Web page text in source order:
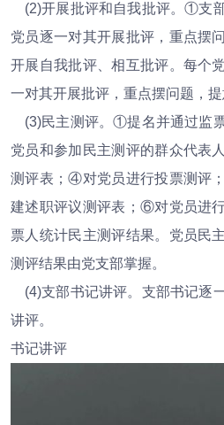
(2)开展批评和自我批评。①支
党员逐一对其开展批评，重点摆
开展自我批评、相互批评。每个
一对其开展批评，重点摆问题，提
(3)民主测评。①提名并通过监
党员和参加民主测评的群众代表
测评表；④对党员进行投票测评
建述职评议测评表；⑥对党员进
票人统计民主测评结果。党员民
测评结果由党支部掌握。
(4)支部书记讲评。支部书记逐
讲评。
书记讲评